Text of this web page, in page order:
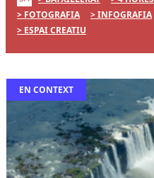
FOTOGRAFIA
INFOGRAFIA
ESPAI CREATIU
EN CONTEXT